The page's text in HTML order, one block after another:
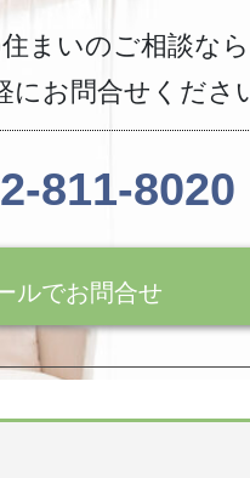
まいのご相談なら
お問合せくださ
811-8020
ルでお問合せ